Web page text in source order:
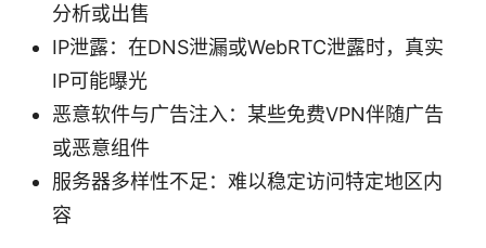
分析或出售
IP泄露：在DNS泄漏或WebRTC泄露时，真实
IP可能曝光
恶意软件与广告注入：某些免费VPN伴随广告
或恶意组件
服务器多样性不足：难以稳定访问特定地区内
容